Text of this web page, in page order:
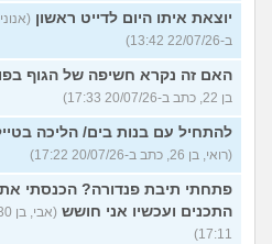
יוצאת איתו היום לדייט ראשון
ב-22/07/26 13:42)
האם זה נקרא חשיפה של הגוף
בן 22, כתב ב-20/07/26 17:33)
להתחיל עם בנות בים/ הליכה
(רואי, בן 26, כתב ב-20/07/26 17:22)
פתחתי תיבת פנדורה? הכנסתי
התכנים ועכשיו אני חושש
17:11)